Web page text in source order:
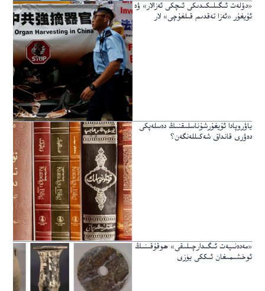
«دۆلەت ئىگىلىكىدىكى ئىچكى ئەزالار» ۋە
ئۇيغۇر «ئەزا تەقدىم قىلغۇچى» لار
ياۋروپادا ئۇيغۇرشۇناسلىقنىڭ دەسلەپكى
دەۋرى قانداق شەكىللەنگەن؟
«مەدەنىيەت ئىگىدارچىلىقى» ھوقۇقىنىڭ
ئوخشىمىغان ئىككى يۈزى